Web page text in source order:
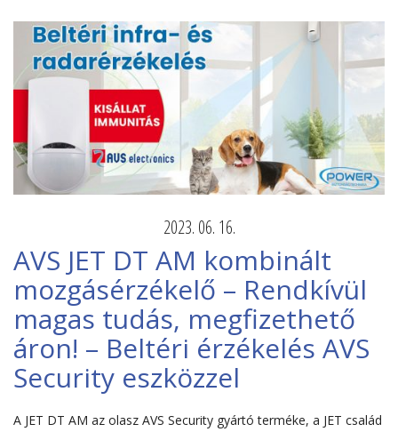
2023. 06. 16.
AVS JET DT AM kombinált
mozgásérzékelő – Rendkívül
magas tudás, megfizethető
áron! – Beltéri érzékelés AVS
Security eszközzel
A JET DT AM az olasz AVS Security gyártó terméke, a JET család